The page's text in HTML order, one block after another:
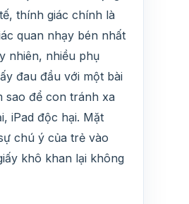
thính giác chính là
quan nhạy bén nhất
nhiên, nhiều phụ
đau đầu với một bài
sao để con tránh xa
iPad độc hại. Mặt
chú ý của trẻ vào
khô khan lại không